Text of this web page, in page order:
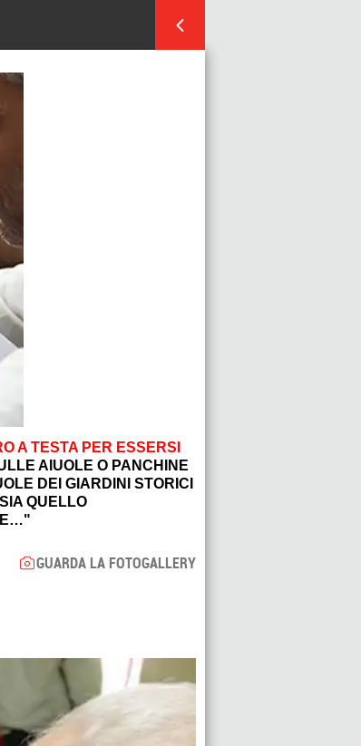
A TESTA PER ESSERSI
AIUOLE O PANCHINE
DEI GIARDINI STORICI
QUELLO
GUARDA LA FOTOGALLERY